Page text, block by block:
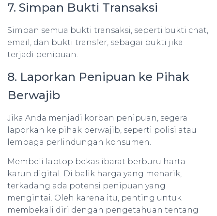
7. Simpan Bukti Transaksi
Simpan semua bukti transaksi, seperti bukti chat,
email, dan bukti transfer, sebagai bukti jika
terjadi penipuan.
8. Laporkan Penipuan ke Pihak
Berwajib
Jika Anda menjadi korban penipuan, segera
laporkan ke pihak berwajib, seperti polisi atau
lembaga perlindungan konsumen.
Membeli laptop bekas ibarat berburu harta
karun digital. Di balik harga yang menarik,
terkadang ada potensi penipuan yang
mengintai. Oleh karena itu, penting untuk
membekali diri dengan pengetahuan tentang